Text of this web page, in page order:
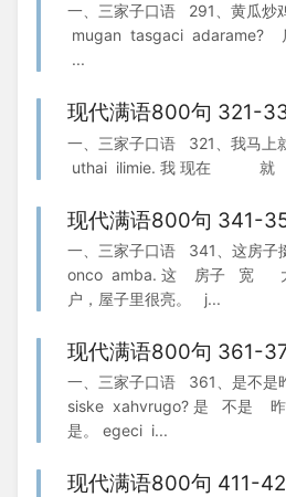
一、三家子口语 291、黄瓜炒
mugan tasgaci
...
现代满语800句 321-
一、三家子口语 321、我马
uthai ilimie. 我 现在 就
现代满语800句 341-
一、三家子口语 341、这房
onco amba. 这 房子 宽
户，屋子里很亮。 j...
现代满语800句 361-
一、三家子口语 361、是不是
siske xahvrugo? 是 不是
是。 egeci i...
现代满语800句 411-